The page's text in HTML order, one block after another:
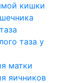
кишки
таза у
матки
яичников